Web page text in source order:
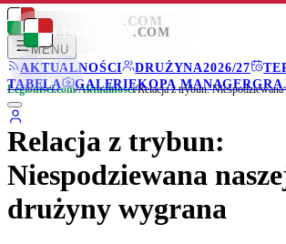
LEGIONISCI .COM
MENU
AKTUALNOŚCI
DRUŻYNA2026/27
TABELA
GALERIEKOPA MANAGER
LEGIONISCI .COM
Legionisci.com/Aktualności/Relacja z trybun:
Relacja z trybun:
Niespodziewana
drużyny wygrana